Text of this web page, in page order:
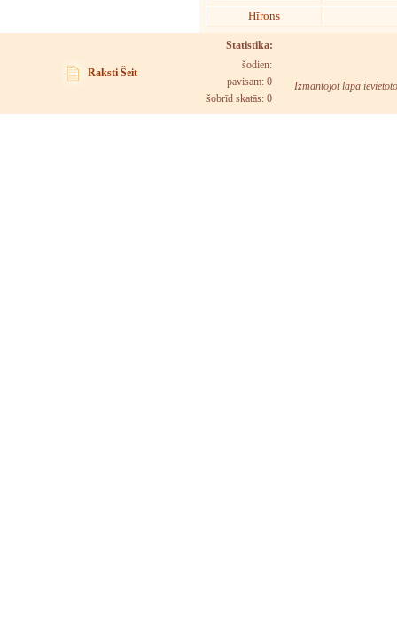
Hīrons
Raksti Šeit
Statistika:
šodien:
pavisam: 0
šobrīd skatās: 0
Izmantojot lapā